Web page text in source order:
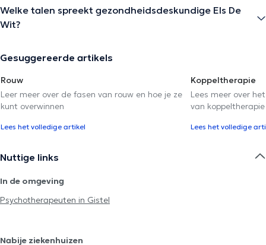
Welke talen spreekt gezondheidsdeskundige Els De
Wit?
Gesuggereerde artikels
Rouw
Leer meer over de fasen van rouw en hoe je ze
kunt overwinnen
Lees het volledige artikel
Koppeltherapie
Lees meer over
van koppeltherapie
Lees het volledige
Nuttige links
In de omgeving
Psychotherapeuten in Gistel
Nabije ziekenhuizen